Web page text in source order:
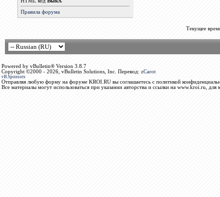
Правила форума
Текущее
Powered by vBulletin® Version 3.8.7
Copyright ©2000 - 2026, vBulletin Solutions, Inc. Перевод: zCarot
vB.Sponsors
Отправляя любую форму на форуме KROI.RU вы соглашаетесь с политикой
Все материалы могут использоваться при указании авторства и ссылки на www.kroi.ru, для